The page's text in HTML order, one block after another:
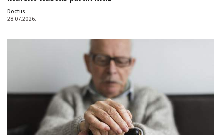
Doctus
28.07.2026.